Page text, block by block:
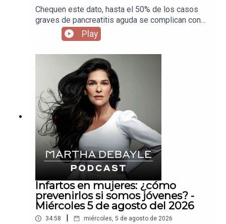
Chequen este dato, hasta el 50% de los casos
graves de pancreatitis aguda se complican con
una infección, así que invité a Carlos Chan para
que nos diga cuándo es solo un dolor de panza y
cuando debemos salir corriendo al hospital para
atendernos a tiempo.
Play
Infartos en mujeres: ¿cómo
prevenirlos si somos jóvenes? -
Miércoles 5 de agosto del 2026
34:58 | miércoles, 5 de agosto de 2026